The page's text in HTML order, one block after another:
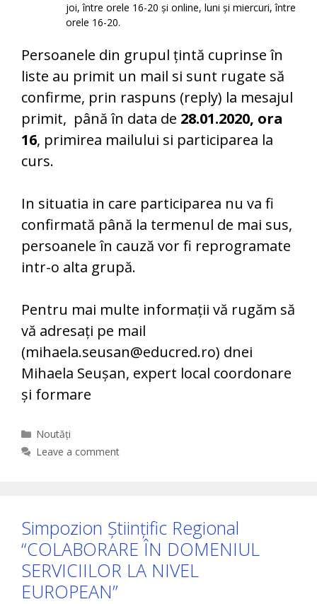
joi, între orele 16-20 și online, luni și miercuri, între
orele 16-20.
Persoanele din grupul țintă cuprinse în
liste au primit un mail si sunt rugate să
confirme, prin raspuns (reply) la mesajul
primit, până în data de 28.01.2020, ora
16, primirea mailului si participarea la
curs.
In situatia in care participarea nu va fi
confirmată până la termenul de mai sus,
persoanele în cauză vor fi reprogramate
intr-o alta grupă.
Pentru mai multe informații vă rugăm să
vă adresați pe mail
(mihaela.seusan@educred.ro) dnei
Mihaela Seușan, expert local coordonare
și formare
Categories
Noutăți
Leave a comment
Simpozion Științific Regional
“COLABORARE ÎN DOMENIUL
SERVICIILOR LA NIVEL
EUROPEAN”